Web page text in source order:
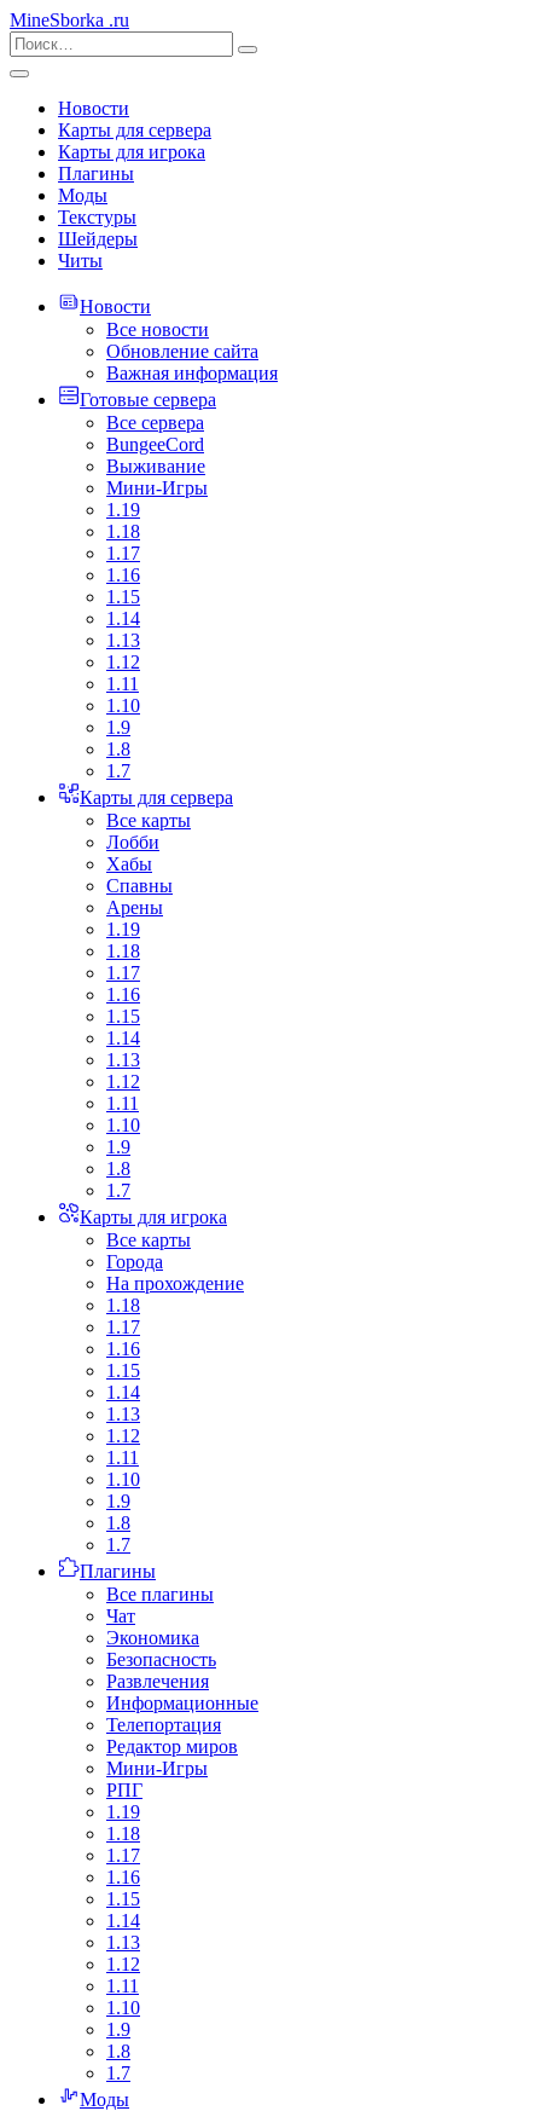
MineSborka .ru
Новости
Карты для сервера
Карты для игрока
Плагины
Моды
Текстуры
Шейдеры
Читы
Новости
Все новости
Обновление сайта
Важная информация
Готовые сервера
Все сервера
BungeeCord
Выживание
Мини-Игры
1.19
1.18
1.17
1.16
1.15
1.14
1.13
1.12
1.11
1.10
1.9
1.8
1.7
Карты для сервера
Все карты
Лобби
Хабы
Спавны
Арены
1.19
1.18
1.17
1.16
1.15
1.14
1.13
1.12
1.11
1.10
1.9
1.8
1.7
Карты для игрока
Все карты
Города
На прохождение
1.18
1.17
1.16
1.15
1.14
1.13
1.12
1.11
1.10
1.9
1.8
1.7
Плагины
Все плагины
Чат
Экономика
Безопасность
Развлечения
Информационные
Телепортация
Редактор миров
Мини-Игры
РПГ
1.19
1.18
1.17
1.16
1.15
1.14
1.13
1.12
1.11
1.10
1.9
1.8
1.7
Моды